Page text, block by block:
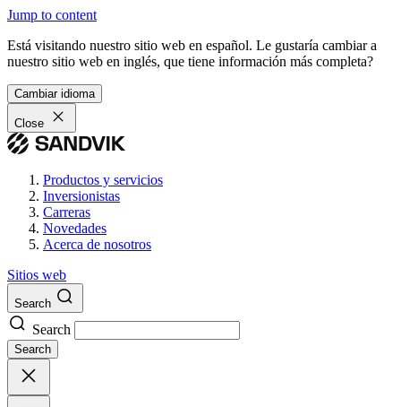
Jump to content
Está visitando nuestro sitio web en español. Le gustaría cambiar a
nuestro sitio web en inglés, que tiene información más completa?
Cambiar idioma
Close
Productos y servicios
Inversionistas
Carreras
Novedades
Acerca de nosotros
Sitios web
Search
Search
Search